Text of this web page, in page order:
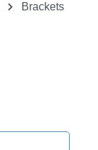
Brackets